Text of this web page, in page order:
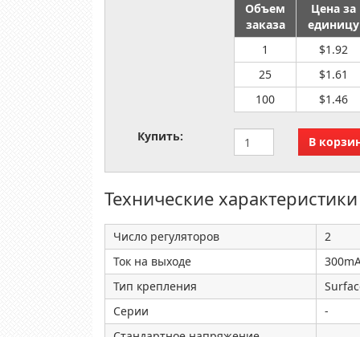
Объем
заказа
Цена за
единицу
1
$1.92
25
$1.61
100
$1.46
Купить:
Технические характеристики
Число регуляторов
2
Ток на выходе
Тип крепления
Серии
-